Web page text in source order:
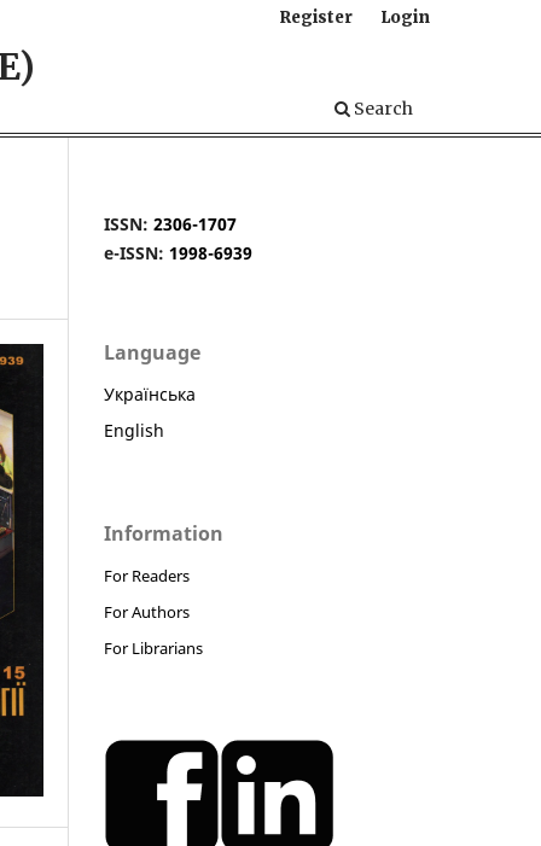
Search
Register Login
ISSN: 2306-1707
e-ISSN: 1998-6939
Language
Українська
English
Information
For Readers
For Authors
For Librarians